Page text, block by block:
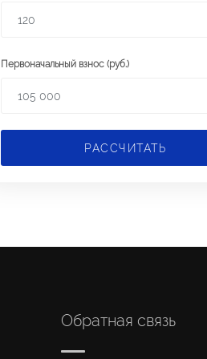
Первоначальный взнос (руб.)
РАССЧИТАТЬ
Обратная связь